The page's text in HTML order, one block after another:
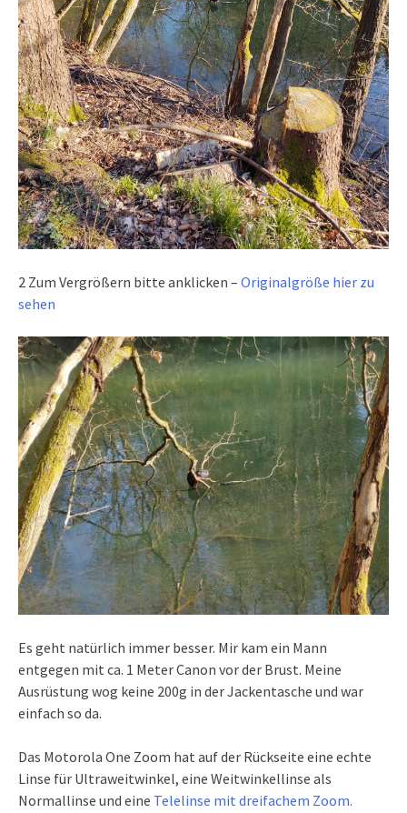
2 Zum Vergrößern bitte anklicken – Originalgröße hier zu
sehen
Es geht natürlich immer besser. Mir kam ein Mann
entgegen mit ca. 1 Meter Canon vor der Brust. Meine
Ausrüstung wog keine 200g in der Jackentasche und war
einfach so da.
Das Motorola One Zoom hat auf der Rückseite eine echte
Linse für Ultraweitwinkel, eine Weitwinkellinse als
Normallinse und eine Telelinse mit dreifachem Zoom.